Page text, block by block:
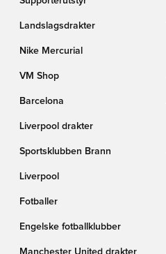
Landslagsdrakter
Nike Mercurial
VM Shop
Barcelona
Liverpool drakter
Sportsklubben Brann
Liverpool
Fotballer
Engelske fotballklubber
Manchester United drakter